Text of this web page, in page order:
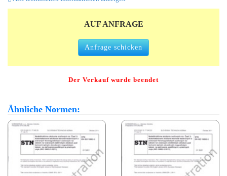
AUF ANFRAGE
Anfrage schicken
Der Verkauf wurde beendet
Ähnliche Normen: